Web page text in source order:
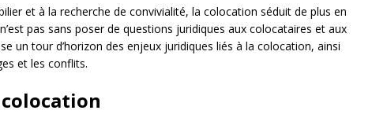
et à la recherche de convivialité, la colocation séduit de plus en
pas sans poser de questions juridiques aux colocataires et aux
un tour d’horizon des enjeux juridiques liés à la colocation, ainsi
et les conflits.